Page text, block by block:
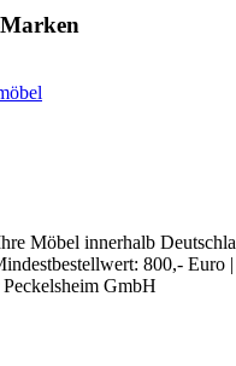
Möbel innerhalb
800,-
GmbH